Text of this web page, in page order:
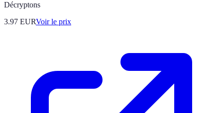
Décryptons
3.97 EURVoir le prix